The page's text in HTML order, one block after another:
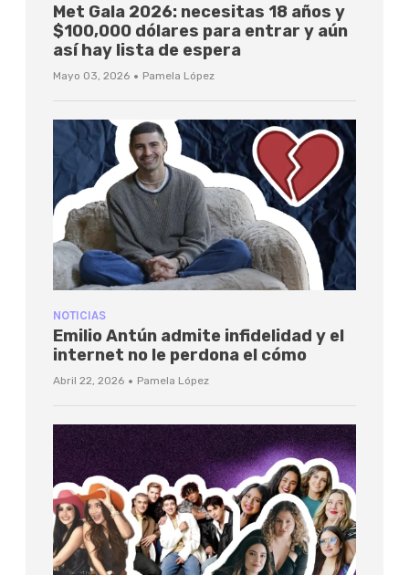
Met Gala 2026: necesitas 18 años y
$100,000 dólares para entrar y aún
así hay lista de espera
Mayo 03, 2026 · Pamela López
NOTICIAS
Emilio Antún admite infidelidad y el
internet no le perdona el cómo
Abril 22, 2026 · Pamela López